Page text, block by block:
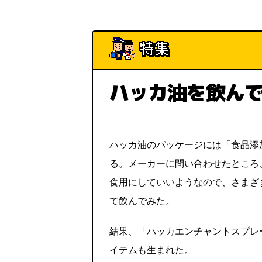
ハッカ油を飲ん
ハッカ油のパッケージには「食品
る。メーカーに問い合わせたとこ
食用にしていいようなので、さま
て飲んでみた。
結果、「ハッカエンチャントスプ
イテムも生まれた。